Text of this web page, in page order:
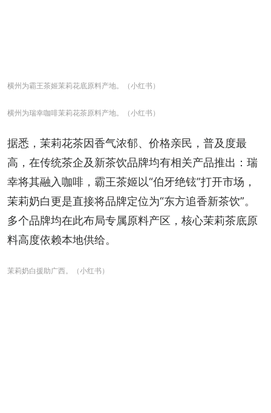
横州为霸王茶姬茉莉花底原料产地。（小红书）
横州为瑞幸咖啡茉莉花茶原料产地。（小红书）
据悉，茉莉花茶因香气浓郁、价格亲民，普及度最
高，在传统茶企及新茶饮品牌均有相关产品推出：瑞
幸将其融入咖啡，霸王茶姬以“伯牙绝铉”打开市场，
茉莉奶白更是直接将品牌定位为“东方追香新茶饮”。
多个品牌均在此布局专属原料产区，核心茉莉茶底原
料高度依赖本地供给。
茉莉奶白援助广西。（小红书）